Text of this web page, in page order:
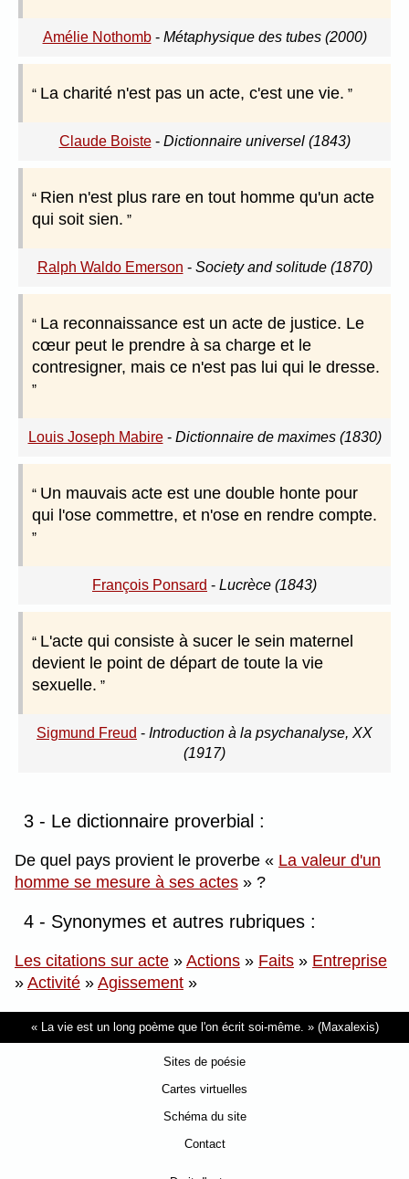
Amélie Nothomb- Métaphysique des tubes (2000)
La charité n'est pas un acte, c'est une vie.
Claude Boiste- Dictionnaire universel (1843)
Rien n'est plus rare en tout homme qu'un acte
qui soit sien.
Ralph Waldo Emerson - Society and solitude (1870)
La reconnaissance est un acte de justice. Le
cœur peut le prendre à sa charge et le
contresigner, mais ce n'est pas lui qui le dresse.
Louis Joseph Mabire- Dictionnaire de maximes (1830)
Un mauvais acte est une double honte pour
qui l'ose commettre, et n'ose en rendre compte.
François Ponsard - Lucrèce (1843)
L'acte qui consiste à sucer le sein maternel
devient le point de départ de toute la vie
sexuelle.
Sigmund Freud - Introduction à la psychanalyse, XX
(1917)
3 - Le dictionnaire proverbial :
De quel pays provient le proverbe
La valeur d'un
homme se mesure à ses actes
?
4 - Synonymes et autres rubriques :
Les citations sur acte » Actions » Faits » Entreprise
» Activité » Agissement »
La vie est un long poème que l'on écrit soi-même. (Maxalexis)
Sites de poésie
Cartes virtuelles
Schéma du site
Contact